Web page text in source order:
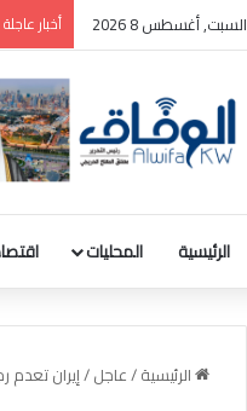
السبت, أغسطس 8 2026 أخبار عاجلة
الرئيسية المحليات
الرئيسية/عاجل/إيران تعدم